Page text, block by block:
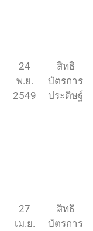
24
พ.ย.
2549
สิทธิ
บัตรการ
ประดิษฐ์
27
เม.ย.
สิทธิ
บัตรการ